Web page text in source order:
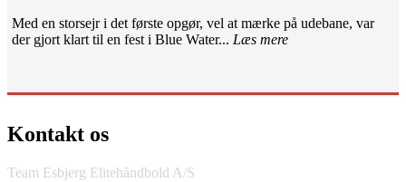
Med en storsejr i det første opgør, vel at mærke på udebane, var
der gjort klart til en fest i Blue Water... Læs mere
Kontakt os
Team Esbjerg Elitehåndbold A/S